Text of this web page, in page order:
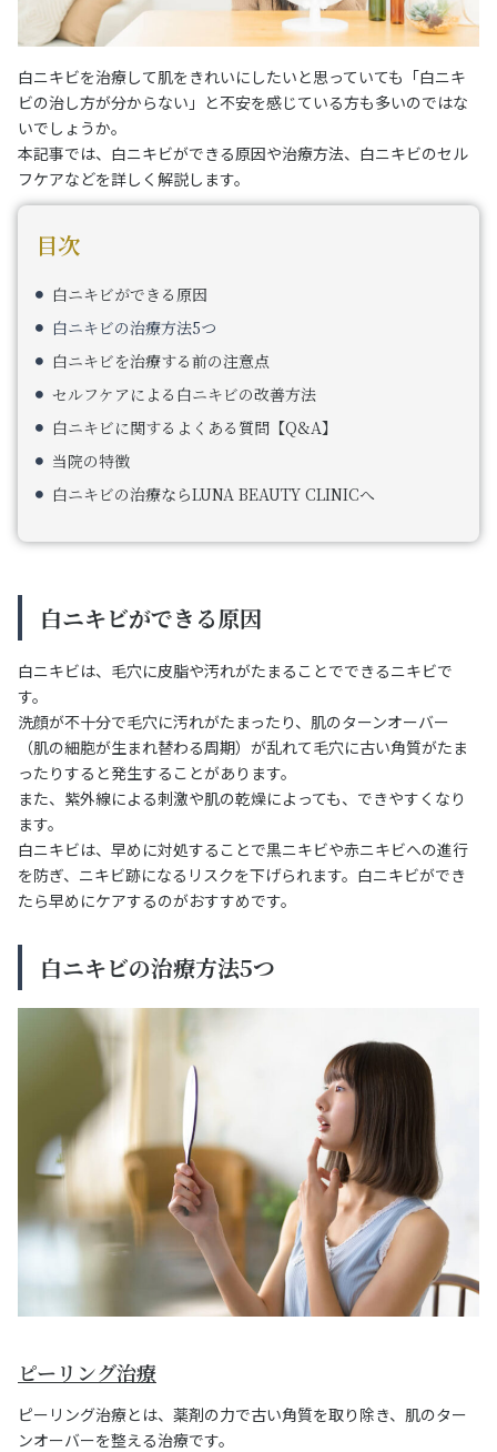
白ニキビを治療して肌をきれいにしたいと思っていても「白ニキ
ビの治し方が分からない」と不安を感じている方も多いのではな
いでしょうか。
本記事では、白ニキビができる原因や治療方法、白ニキビのセル
フケアなどを詳しく解説します。
目次
白ニキビができる原因
白ニキビの治療方法5つ
白ニキビを治療する前の注意点
セルフケアによる白ニキビの改善方法
白ニキビに関するよくある質問【Q&A】
当院の特徴
白ニキビの治療ならLUNA BEAUTY CLINICへ
白ニキビができる原因
白ニキビは、毛穴に皮脂や汚れがたまることでできるニキビで
す。
洗顔が不十分で毛穴に汚れがたまったり、肌のターンオーバー
（肌の細胞が生まれ替わる周期）が乱れて毛穴に古い角質がたま
ったりすると発生することがあります。
また、紫外線による刺激や肌の乾燥によっても、できやすくなり
ます。
白ニキビは、早めに対処することで黒ニキビや赤ニキビへの進行
を防ぎ、ニキビ跡になるリスクを下げられます。白ニキビができ
たら早めにケアするのがおすすめです。
白ニキビの治療方法5つ
ピーリング治療
ピーリング治療とは、薬剤の力で古い角質を取り除き、肌のター
ンオーバーを整える治療です。